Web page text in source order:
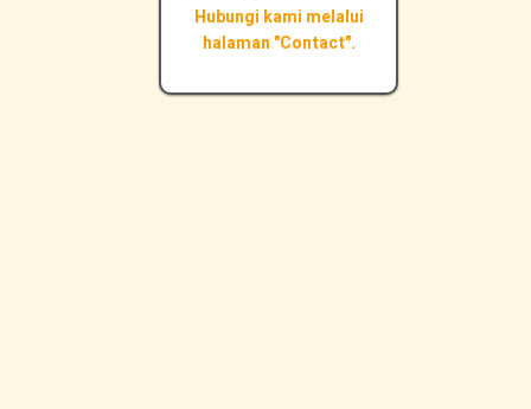
Hubungi kami melalui
halaman "Contact".